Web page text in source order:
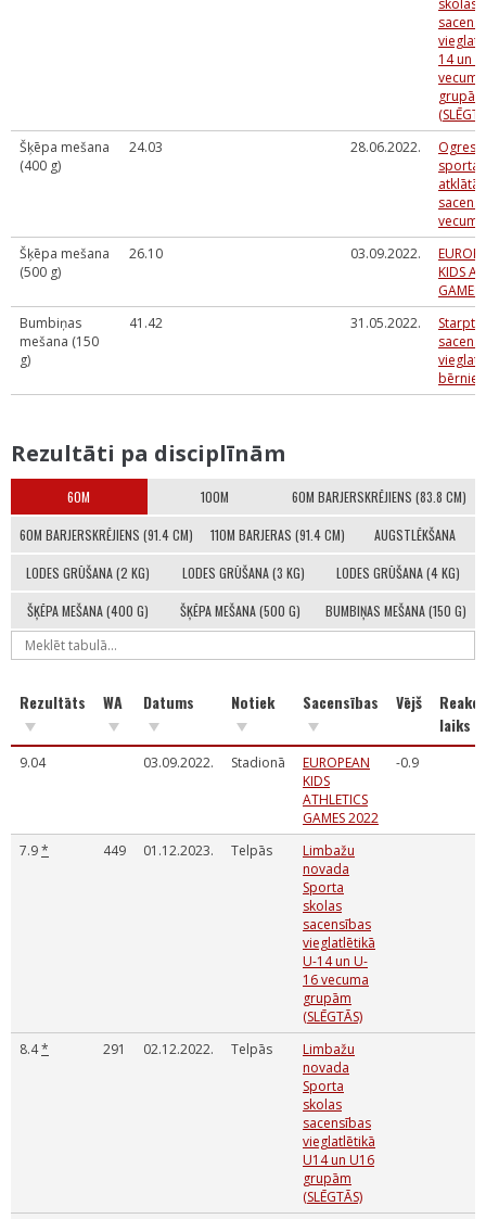
skolas
14 un
vecuma
grupām
Šķēpa mešana
(400 g)
24.03 28.06.2022.
Ogres
sporta
atklātās
Šķēpa mešana
(500 g)
26.10 03.09.2022.
KIDS
Bumbiņas
mešana (150
g)
41.42 31.05.2022.
Rezultāti pa disciplīnām
60M 100M 60M BARJERSKRĒJIENS (83.8 CM)
60M BARJERSKRĒJIENS (91.4 CM) 110M BARJERAS (91.4 CM) AUGSTLĒKŠANA
LODES GRŪŠANA (2 KG) LODES GRŪŠANA (3 KG) LODES GRŪŠANA (4 KG)
ŠĶĒPA MEŠANA (400 G) ŠĶĒPA MEŠANA (500 G) BUMBIŅAS MEŠANA (150 G)
Rezultāts WA Datums Notiek Sacensības Vējš
laiks
9.04 03.09.2022. Stadionā
EUROPEAN
KIDS
ATHLETICS
GAMES 2022
-0.9
7.9* 449 01.12.2023. Telpās
Limbažu
novada
Sporta
skolas
sacensības
vieglatlētikā
U-14 un U-
16 vecuma
grupām
(SLĒGTĀS)
8.4* 291 02.12.2022. Telpās
Limbažu
novada
Sporta
skolas
sacensības
vieglatlētikā
U14 un U16
grupām
(SLĒGTĀS)